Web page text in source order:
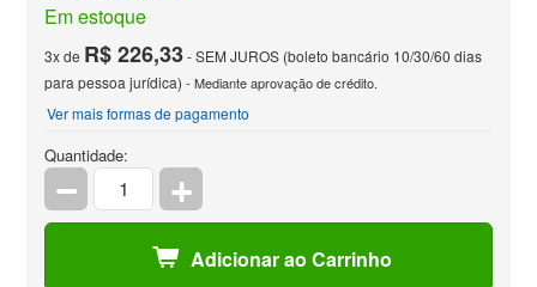
Em estoque
3x de R$ 226,33- SEM JUROS (boleto bancário 10/30/60 dias
para pessoa jurídica) - Mediante aprovação de crédito.
Ver mais formas de pagamento
Quantidade:
Adicionar ao Carrinho